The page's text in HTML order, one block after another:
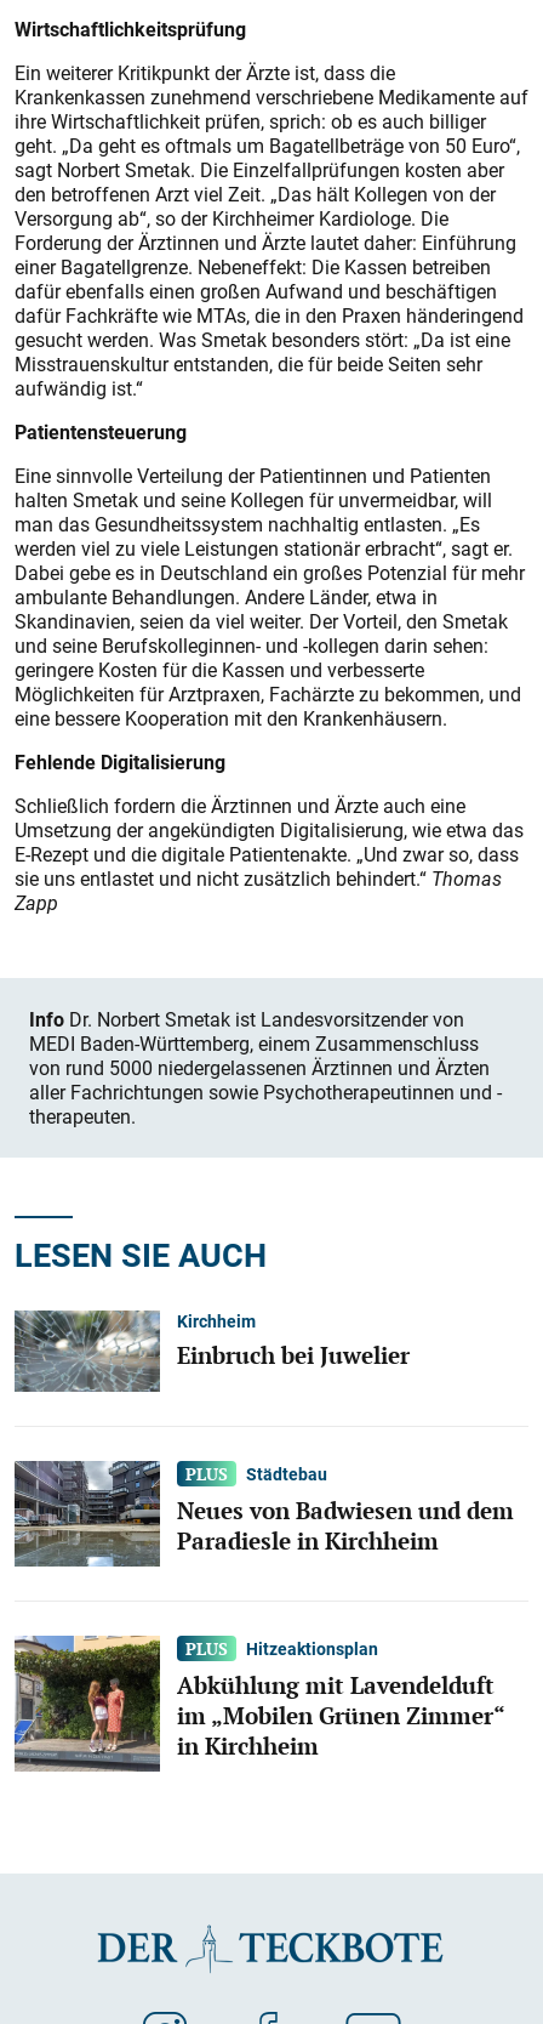
Wirtschaftlichkeitsprüfung
Ein weiterer Kritikpunkt der Ärzte ist, dass die
Krankenkassen zunehmend verschriebene Medikamente auf
ihre Wirtschaftlichkeit prüfen, sprich: ob es auch billiger
geht. „Da geht es oftmals um Bagatellbeträge von 50 Euro“,
sagt Norbert Smetak. Die Einzelfallprüfungen kosten aber
den betroffenen Arzt viel Zeit. „Das hält Kollegen von der
Versorgung ab“, so der Kirchheimer Kardiologe. Die
Forderung der Ärztinnen und Ärzte lautet daher: Einführung
einer Bagatellgrenze. Nebeneffekt: Die Kassen betreiben
dafür ebenfalls einen großen Aufwand und beschäftigen
dafür Fachkräfte wie MTAs, die in den Praxen händeringend
gesucht werden. Was Smetak besonders stört: „Da ist eine
Misstrauenskultur entstanden, die für beide Seiten sehr
aufwändig ist.“
Patientensteuerung
Eine sinnvolle Verteilung der Patientinnen und Patienten
halten Smetak und seine Kollegen für unvermeidbar, will
man das Gesundheitssystem nachhaltig entlasten. „Es
werden viel zu viele Leistungen stationär erbracht“, sagt er.
Dabei gebe es in Deutschland ein großes Potenzial für mehr
ambulante Behandlungen. Andere Länder, etwa in
Skandinavien, seien da viel weiter. Der Vorteil, den Smetak
und seine Berufskolleginnen- und -kollegen darin sehen:
geringere Kosten für die Kassen und verbesserte
Möglichkeiten für Arztpraxen, Fachärzte zu bekommen, und
eine bessere Kooperation mit den Krankenhäusern.
Fehlende Digitalisierung
Schließlich fordern die Ärztinnen und Ärzte auch eine
Umsetzung der angekündigten Digitalisierung, wie etwa das
E-Rezept und die digitale Patientenakte. „Und zwar so, dass
sie uns entlastet und nicht zusätzlich behindert.“ Thomas
Zapp
Info Dr. Norbert Smetak ist Landesvorsitzender von
MEDI Baden-Würt­temberg, einem Zusammenschluss
von rund 5000 niedergelassenen Ärztinnen und Ärzten
aller Fachrichtungen sowie Psychotherapeutinnen und -
therapeuten.
LESEN SIE AUCH
Kirchheim
Einbruch bei Juwelier
Städtebau
Neues von Badwiesen und dem
Paradiesle in Kirchheim
Hitzeaktionsplan
Abkühlung mit Lavendelduft
im „Mobilen Grünen Zimmer“
in Kirchheim